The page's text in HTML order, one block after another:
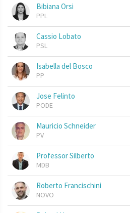
Bibiana Orsi
PPL
Cassio Lobato
PSL
Isabella del Bosco
PP
Jose Felinto
PODE
Mauricio Schneider
PV
Professor Silberto
MDB
Roberto Francischini
NOVO